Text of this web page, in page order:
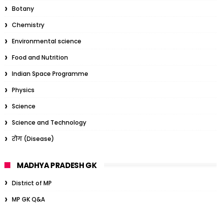
Botany
Chemistry
Environmental science
Food and Nutrition
Indian Space Programme
Physics
Science
Science and Technology
रोग (Disease)
MADHYA PRADESH GK
District of MP
MP GK Q&A